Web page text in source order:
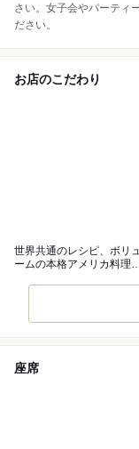
さい。女子会やパーティ
ださい。
お店のこだわり
世界共通のレシピ、ボリ
ームの本格アメリカ料理
座席